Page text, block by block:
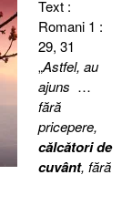
Text :
Romani 1 :
29, 31
„Astfel, au
ajuns …
fără
pricepere,
călcători de
cuvânt, fără